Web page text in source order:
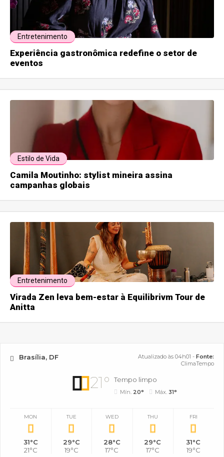
Entretenimento
Experiência gastronômica redefine o setor de
eventos
Estilo de Vida
Camila Moutinho: stylist mineira assina
campanhas globais
Entretenimento
Virada Zen leva bem-estar à Equilibrivm Tour de
Anitta
Brasília, DF Atualizado às 04h01 - Fonte:
ClimaTempo
21° Tempo limpo
Mín. 20° Máx. 31°
MON
31°C
21°C
TUE
29°C
19°C
WED
28°C
17°C
THU
29°C
17°C
FRI
31°C
19°C